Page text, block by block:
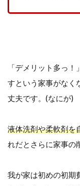
「デメリット多っ
すという家事がなく
丈夫です。(なにが)
液体洗剤や柔軟剤を
れだとさらに家事
我が家は初めの初期